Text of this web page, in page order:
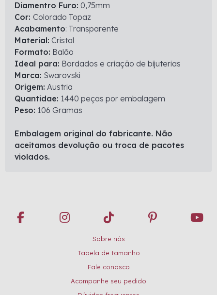
Diamentro Furo: 0,75mm
Cor: Colorado Topaz
Acabamento: Transparente
Material: Cristal
Formato: Balão
Ideal para: Bordados e criação de bijuterias
Marca: Swarovski
Origem: Austria
Quantidae: 1440 peças por embalagem
Peso: 106 Gramas
Embalagem original do fabricante. Não
aceitamos devolução ou troca de pacotes
violados.
Sobre nós
Tabela de tamanho
Fale conosco
Acompanhe seu pedido